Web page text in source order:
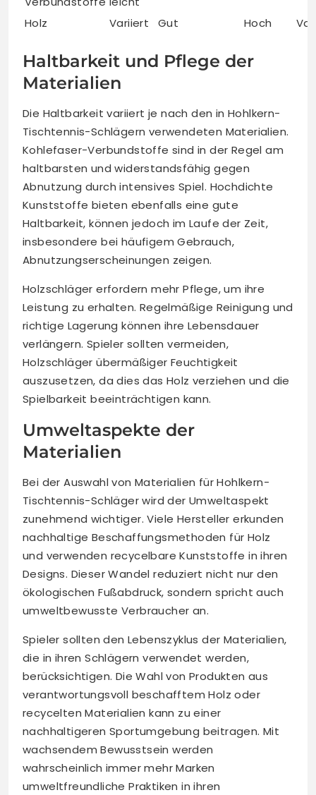
Holz
Variiert Gut Hoch
Haltbarkeit und Pflege der
Materialien
Die Haltbarkeit variiert je nach den in Hohlkern-
Tischtennis-Schlägern verwendeten Materialien.
Kohlefaser-Verbundstoffe sind in der Regel am
haltbarsten und widerstandsfähig gegen
Abnutzung durch intensives Spiel. Hochdichte
Kunststoffe bieten ebenfalls eine gute
Haltbarkeit, können jedoch im Laufe der Zeit,
insbesondere bei häufigem Gebrauch,
Abnutzungserscheinungen zeigen.
Holzschläger erfordern mehr Pflege, um ihre
Leistung zu erhalten. Regelmäßige Reinigung und
richtige Lagerung können ihre Lebensdauer
verlängern. Spieler sollten vermeiden,
Holzschläger übermäßiger Feuchtigkeit
auszusetzen, da dies das Holz verziehen und die
Spielbarkeit beeinträchtigen kann.
Umweltaspekte der
Materialien
Bei der Auswahl von Materialien für Hohlkern-
Tischtennis-Schläger wird der Umweltaspekt
zunehmend wichtiger. Viele Hersteller erkunden
nachhaltige Beschaffungsmethoden für Holz
und verwenden recycelbare Kunststoffe in ihren
Designs. Dieser Wandel reduziert nicht nur den
ökologischen Fußabdruck, sondern spricht auch
umweltbewusste Verbraucher an.
Spieler sollten den Lebenszyklus der Materialien,
die in ihren Schlägern verwendet werden,
berücksichtigen. Die Wahl von Produkten aus
verantwortungsvoll beschafftem Holz oder
recycelten Materialien kann zu einer
nachhaltigeren Sportumgebung beitragen. Mit
wachsendem Bewusstsein werden
wahrscheinlich immer mehr Marken
umweltfreundliche Praktiken in ihren